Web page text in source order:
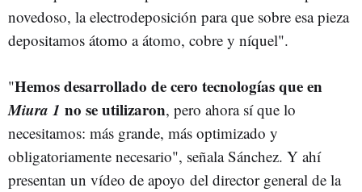
novedoso, la electrodeposición para que sobre esa pieza
depositamos átomo a átomo, cobre y níquel".
"Hemos desarrollado de cero tecnologías que en
Miura 1 no se utilizaron, pero ahora sí que lo
necesitamos: más grande, más optimizado y
obligatoriamente necesario", señala Sánchez. Y ahí
presentan un vídeo de apoyo del director general de la